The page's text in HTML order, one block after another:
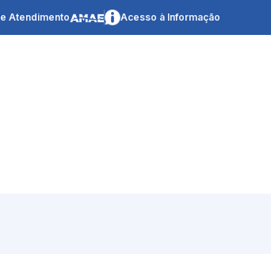
Atendimento Acesso à Informação